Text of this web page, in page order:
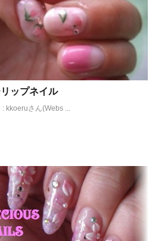
ップネイル
: kkoeruさん(Webs ...